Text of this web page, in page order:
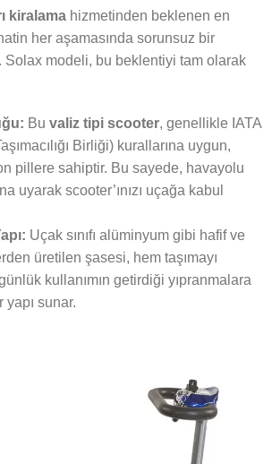
kiralama hizmetinden beklenen en
her aşamasında sorunsuz bir
Solax modeli, bu beklentiyi tam olarak
Bu valiz tipi scooter, genellikle IATA
Birliği) kurallarına uygun,
pillere sahiptir. Bu sayede, havayolu
uyarak scooter’ınızı uçağa kabul
Uçak sınıfı alüminyum gibi hafif ve
üretilen şasesi, hem taşımayı
kullanımın getirdiği yıpranmalara
yapı sunar.